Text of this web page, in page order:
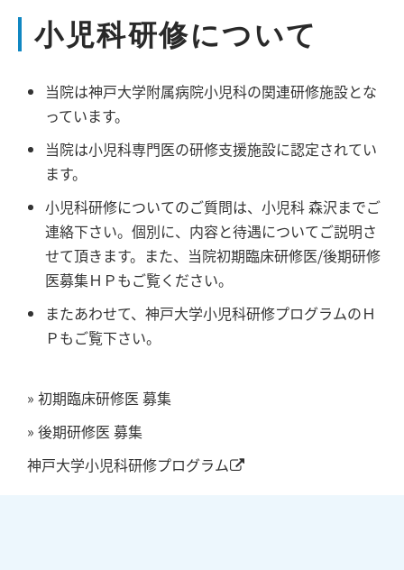
小児科研修について
当院は神戸大学附属病院小児科の関連研修施設とな
っています。
当院は小児科専門医の研修支援施設に認定されてい
ます。
小児科研修についてのご質問は、小児科 森沢までご
連絡下さい。個別に、内容と待遇についてご説明さ
せて頂きます。また、当院初期臨床研修医/後期研修
医募集ＨＰもご覧ください。
またあわせて、神戸大学小児科研修プログラムのＨ
Ｐもご覧下さい。
» 初期臨床研修医 募集
» 後期研修医 募集
神戸大学小児科研修プログラム